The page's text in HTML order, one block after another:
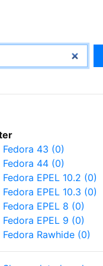
Fedora 43 (0)
Fedora 44 (0)
Fedora EPEL 10.2 (0)
Fedora EPEL 10.3 (0)
Fedora EPEL 8 (0)
Fedora EPEL 9 (0)
Fedora Rawhide (0)